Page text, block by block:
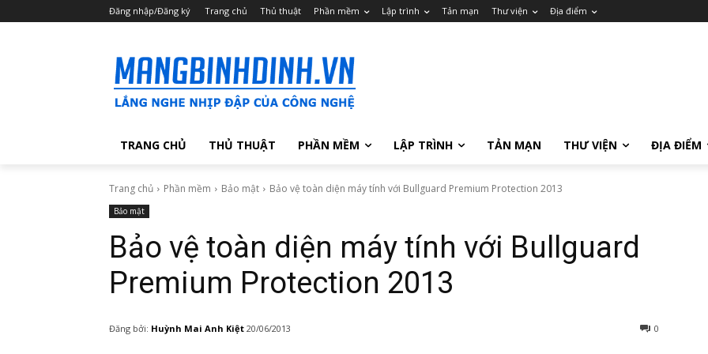
Đăng nhập/Đăng ký Trang chủ Thủ thuật Phần mềm Lập trình Tản mạn Thư viện Địa điểm
TRANG CHỦ THỦ THUẬT PHẦN MỀM LẬP TRÌNH TẢN MẠN THƯ VIỆN ĐỊA ĐIỂM
Trang chủ Phần mềm Bảo mật Bảo vệ toàn diện máy tính với Bullguard Premium Protection 2013
Bảo mật
Bảo vệ toàn diện máy tính với Bullguard
Premium Protection 2013
Đăng bởi: Huỳnh Mai Anh Kiệt 20/06/2013 0